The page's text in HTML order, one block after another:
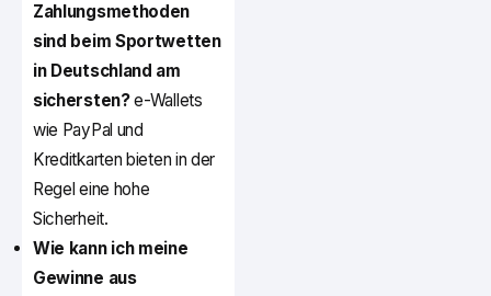
Zahlungsmethoden
sind beim Sportwetten
in Deutschland am
sichersten?e-Wallets
wie PayPal und
Kreditkarten bieten in der
Regel eine hohe
Sicherheit.
Wie kann ich meine
Gewinne aus